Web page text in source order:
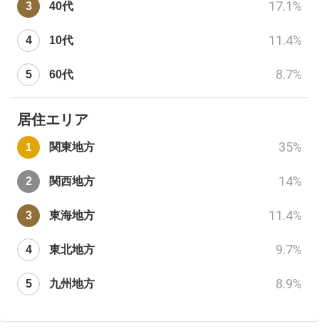
40代 17.1%
10代 11.4%
60代 8.7%
居住エリア
関東地方 35%
関西地方 14%
東海地方 11.4%
東北地方 9.7%
九州地方 8.9%